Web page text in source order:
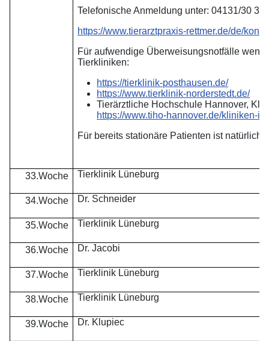
Telefonische Anmeldung unter: 04131/30 30
https://www.tierarztpraxis-rettmer.de/de/
Für aufwendige Überweisungsnotfälle
Tierkliniken:
https://tierklinik-posthausen.de/
https://www.tierklinik-norderstedt.de/
Tierärztliche Hochschule Hannover,
https://www.tiho-hannover.de/kliniken-
Für bereits stationäre Patienten ist natürlich
33.Woche Tierklinik Lüneburg
34.Woche Dr. Schneider
35.Woche Tierklinik Lüneburg
36.Woche Dr. Jacobi
37.Woche Tierklinik Lüneburg
38.Woche Tierklinik Lüneburg
39.Woche Dr. Klupiec